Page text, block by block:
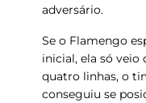
adversário.
Se o Flamengo
inicial, ela só veio
quatro linhas, o
conseguiu se